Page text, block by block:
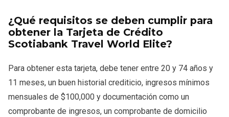
¿Qué requisitos se deben cumplir para
obtener la Tarjeta de Crédito
Scotiabank Travel World Elite?
Para obtener esta tarjeta, debe tener entre 20 y 74 años y
11 meses, un buen historial crediticio, ingresos mínimos
mensuales de $100,000 y documentación como un
comprobante de ingresos, un comprobante de domicilio